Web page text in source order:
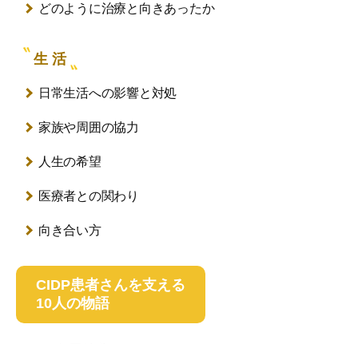
どのように治療と向きあったか
生 活
日常生活への影響と対処
家族や周囲の協力
人生の希望
医療者との関わり
向き合い方
CIDP患者さんを支える
10人の物語